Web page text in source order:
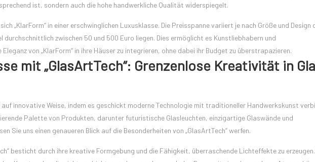
ist, sondern auch die hohe handwerkliche Qualität widerspiegelt.
„KlarForm“ in einer erschwinglichen Luxusklasse. Die Preisspanne variiert je nach Größe und Design
zwischen 50 und 500 Euro liegen. Dies ermöglicht es Kunstliebhabern und
von „KlarForm“ in ihre Häuser zu integrieren, ohne dabei ihr Budget zu überstrapazieren.
mit „GlasArtTech“: Grenzenlose Kreativität in
innovative Weise, indem es geschickt moderne Technologie mit traditioneller Handwerkskunst
Palette von Produkten, darunter futuristische Glasleuchten, einzigartige Glaswände und
Sie uns einen genaueren Blick auf die Besonderheiten von „GlasArtTech“ werfen.
besticht durch ihre kreative Formgebung und die Fähigkeit, überraschende Lichteffekte zu